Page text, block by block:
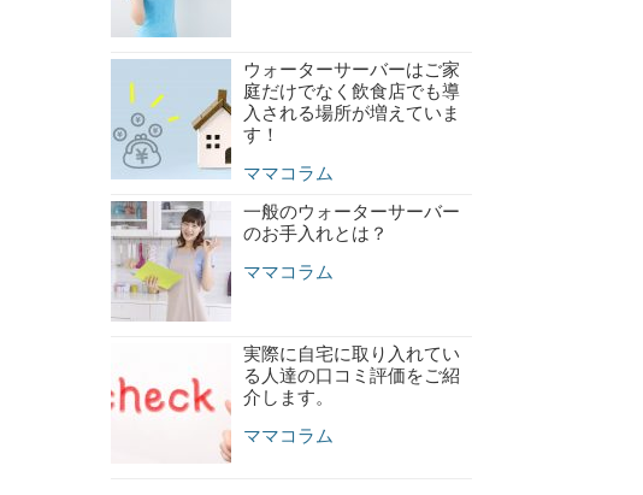
ウォーターサーバーはご家
庭だけでなく飲食店でも導
入される場所が増えていま
す！
ママコラム
一般のウォーターサーバー
のお手入れとは？
ママコラム
実際に自宅に取り入れてい
る人達の口コミ評価をご紹
介します。
ママコラム